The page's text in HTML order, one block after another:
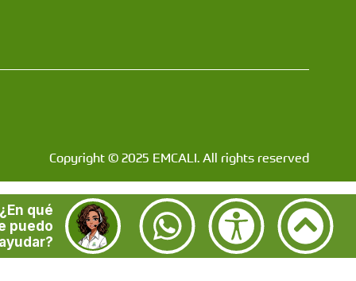
¿En qué
puedo
Copyright © 2025 EMCALI. All rights reserved